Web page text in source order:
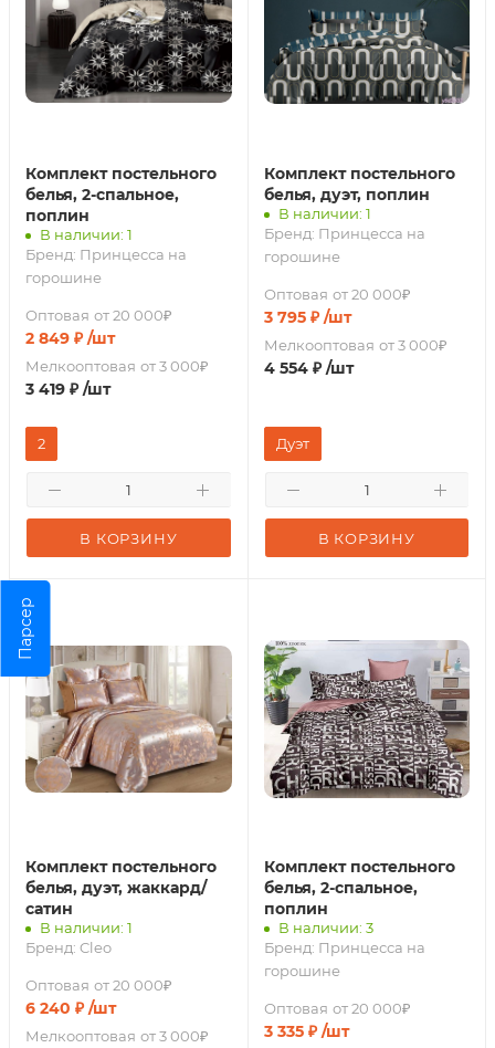
Комплект постельного
белья, 2-спальное,
поплин
В наличии: 1
Бренд: Принцесса на
горошине
Оптовая от 20 000₽
2 849 ₽ /шт
Мелкооптовая от 3 000₽
3 419 ₽ /шт
В КОРЗИНУ
2
Комплект постельного
белья, дуэт, поплин
В наличии: 1
Бренд: Принцесса на
горошине
Оптовая от 20 000₽
3 795₽ /шт
Мелкооптовая от 3 000₽
4 554₽ /шт
В КОРЗИНУ
Дуэт
Комплект постельного
белья, дуэт, жаккард/
сатин
В наличии: 1
Бренд: Cleo
Оптовая от 20 000₽
6 240 ₽ /шт
Мелкооптовая от 3 000₽
Комплект постельного
белья, 2-спальное,
поплин
В наличии: 3
Бренд: Принцесса на
горошине
Оптовая от 20 000₽
3 335₽ /шт
Парсер